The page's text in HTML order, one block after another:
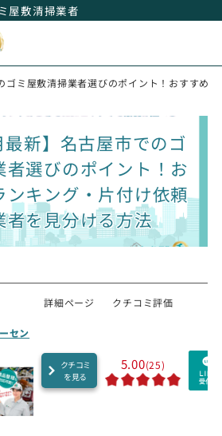
屋敷清掃業者
ゴミ屋敷清掃業者選びのポイント！おすすめ
最新】名古屋市でのゴ
者選びのポイント！お
ンキング・片付け依頼
者を見分ける方法
詳細ページ クチコミ評価
セン
クチコミ
を見る
5.00(25)